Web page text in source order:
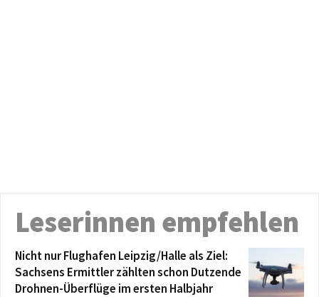
Leserinnen empfehlen
Nicht nur Flughafen Leipzig/Halle als Ziel:
Sachsens Ermittler zählten schon Dutzende
Drohnen-Überflüge im ersten Halbjahr